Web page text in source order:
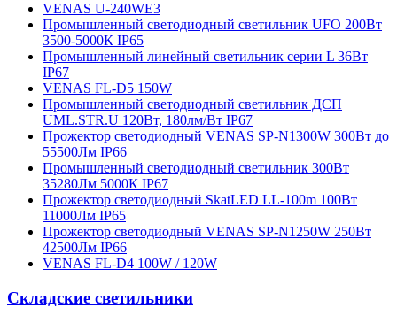
VENAS U-240WE3
Промышленный светодиодный светильник UFO 200Вт
3500-5000К IP65
Промышленный линейный светильник серии L 36Вт
IP67
VENAS FL-D5 150W
Промышленный светодиодный светильник ДСП
UML.STR.U 120Вт, 180лм/Вт IP67
Прожектор светодиодный VENAS SP-N1300W 300Вт до
55500Лм IP66
Промышленный светодиодный светильник 300Вт
35280Лм 5000К IP67
Прожектор светодиодный SkatLED LL-100m 100Вт
11000Лм IP65
Прожектор светодиодный VENAS SP-N1250W 250Вт
42500Лм IP66
VENAS FL-D4 100W / 120W
Складские светильники